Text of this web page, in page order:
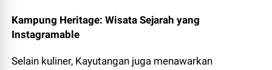
Kampung Heritage: Wisata Sejarah yang
Instagramable
Selain kuliner, Kayutangan juga menawarkan